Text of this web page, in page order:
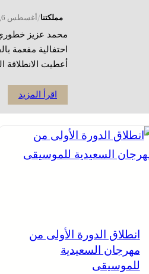
مملكتنا/أغسطس 6, 2026
محمد عزيز خطوري
احتفالية مفعمة
أعطيت الانطلاقة
جاباقرأ المزيد
انطلاق الدورة الأولى من
مهرجان السعيدية
للموسيقى